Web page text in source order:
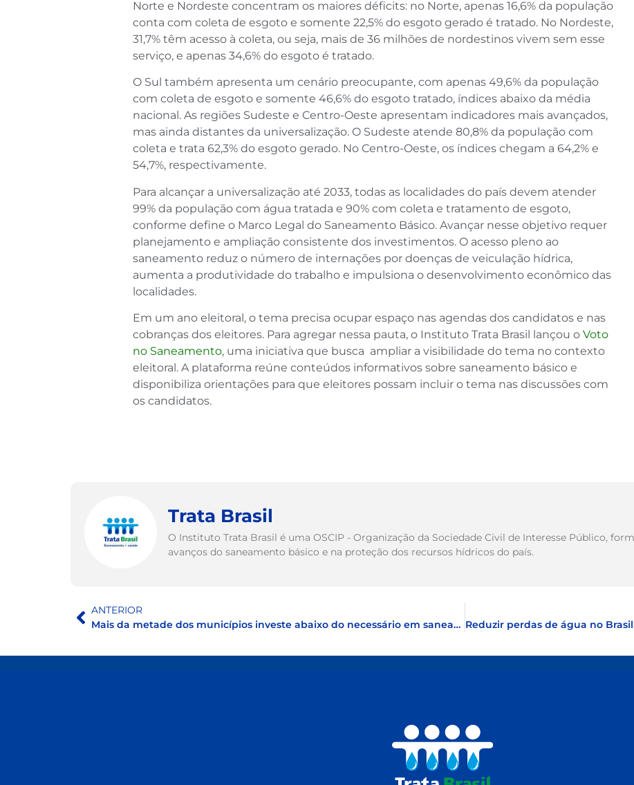
Norte e Nordeste concentram os maiores déficits: no Norte, apenas 16,6% da população
conta com coleta de esgoto e somente 22,5% do esgoto gerado é tratado. No Nordeste,
31,7% têm acesso à coleta, ou seja, mais de 36 milhões de nordestinos vivem sem esse
serviço, e apenas 34,6% do esgoto é tratado.
O Sul também apresenta um cenário preocupante, com apenas 49,6% da população
com coleta de esgoto e somente 46,6% do esgoto tratado, índices abaixo da média
nacional. As regiões Sudeste e Centro-Oeste apresentam indicadores mais avançados,
mas ainda distantes da universalização. O Sudeste atende 80,8% da população com
coleta e trata 62,3% do esgoto gerado. No Centro-Oeste, os índices chegam a 64,2% e
54,7%, respectivamente.
Para alcançar a universalização até 2033, todas as localidades do país devem atender
99% da população com água tratada e 90% com coleta e tratamento de esgoto,
conforme define o Marco Legal do Saneamento Básico. Avançar nesse objetivo requer
planejamento e ampliação consistente dos investimentos. O acesso pleno ao
saneamento reduz o número de internações por doenças de veiculação hídrica,
aumenta a produtividade do trabalho e impulsiona o desenvolvimento econômico das
localidades.
Em um ano eleitoral, o tema precisa ocupar espaço nas agendas dos candidatos e nas
cobranças dos eleitores. Para agregar nessa pauta, o Instituto Trata Brasil lançou o Voto
no Saneamento, uma iniciativa que busca ampliar a visibilidade do tema no contexto
eleitoral. A plataforma reúne conteúdos informativos sobre saneamento básico e
disponibiliza orientações para que eleitores possam incluir o tema nas discussões com
os candidatos.
Trata Brasil
O Instituto Trata Brasil é uma OSCIP - Organização da Sociedade Civil de Interesse Público,
avanços do saneamento básico e na proteção dos recursos hídricos do país.
ANTERIOR
Mais da metade dos municípios investe abaixo do necessário em saneamento